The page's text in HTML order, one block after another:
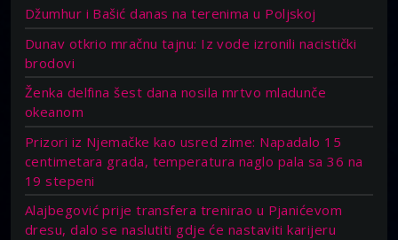
Džumhur i Bašić danas na terenima u Poljskoj
Dunav otkrio mračnu tajnu: Iz vode izronili nacistički
brodovi
Ženka delfina šest dana nosila mrtvo mladunče
okeanom
Prizori iz Njemačke kao usred zime: Napadalo 15
centimetara grada, temperatura naglo pala sa 36 na
19 stepeni
Alajbegović prije transfera trenirao u Pjanićevom
dresu, dalo se naslutiti gdje će nastaviti karijeru